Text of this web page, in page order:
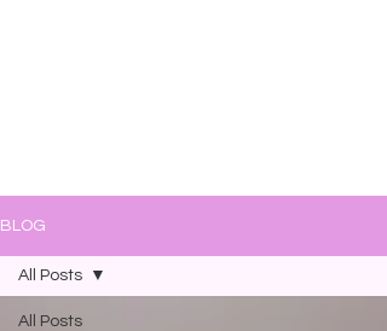
BLOG
All Posts
All Posts